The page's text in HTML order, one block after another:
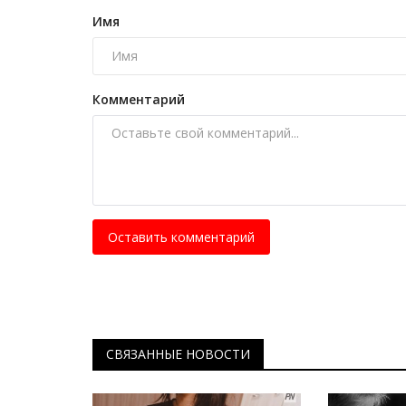
Имя
Комментарий
Оставить комментарий
СВЯЗАННЫЕ НОВОСТИ
игры.